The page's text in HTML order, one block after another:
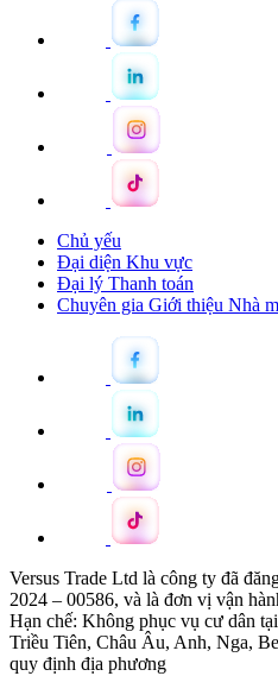
Chủ yếu
Đại diện Khu vực
Đại lý Thanh toán
Chuyên gia Giới thiệu Nhà
Versus Trade Ltd là công ty đã
2024 – 00586, và là đơn vị vận
Hạn chế: Không phục vụ cư dân
Triều Tiên, Châu Âu, Anh, Nga,
quy định địa phương